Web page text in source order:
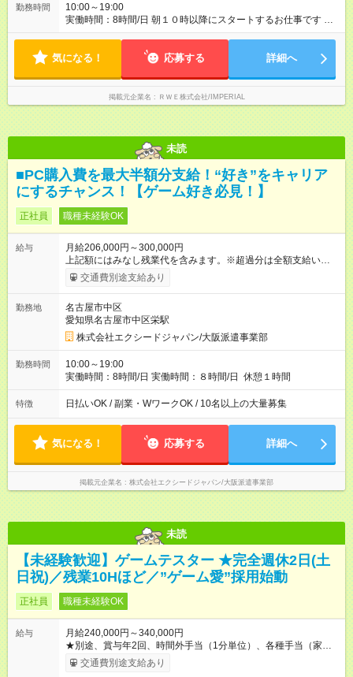
勤務時間
10:00～19:00
実働時間：8時間/日 朝１０時以降にスタートするお仕事です ※
休憩1時間、好きなタイミングでOK シフト制
気になる！ 応募する 詳細へ
掲載元企業名 ＲＷＥ株式会社/IMPERIAL
未読
■PC購入費を最大半額分支給！“好き”をキャリア
にするチャンス！【ゲーム好き必見！】
正社員 職種未経験OK
給与
月給206,000円～300,000円
上記額にはみなし残業代を含みます。※超過分は全額支給いたし
ます。 みなし残業代 16,600円 以上／月 みなし残業時間 10時間
／月 ※経験を考慮して決定します 上記額にはみなし残業代（月
【試用期間】試用期間なし
交通費別途支給あり
勤務地
名古屋市中区
愛知県名古屋市中区栄駅
株式会社エクシードジャパン/大阪派遣事業部
勤務時間
10:00～19:00
実働時間：8時間/日 実働時間：８時間/日 休憩１時間
特徴 日払いOK / 副業・WワークOK / 10名以上の大量募集
気になる！ 応募する 詳細へ
掲載元企業名 株式会社エクシードジャパン/大阪派遣事業部
未読
【未経験歓迎】ゲームテスター ★完全週休2日(土
日祝)／残業10Hほど／”ゲーム愛”採用始動
正社員 職種未経験OK
給与
月給240,000円～340,000円
★別途、賞与年2回、時間外手当（1分単位）、各種手当（家
族、赴任等）が支給されます。 ★スキル・経験年数・年齢等も
考慮し、話し合いの上で決定します。 【試用期間】試用期間あ
交通費別途支給あり